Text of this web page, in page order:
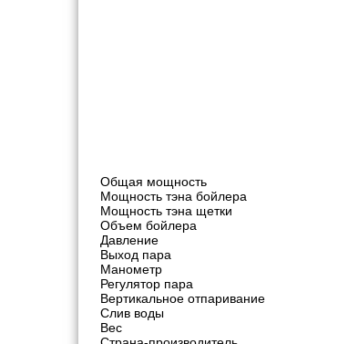
Общая мощность
Мощность тэна бойлера
Мощность тэна щетки
Объем бойлера
Давление
Выход пара
Манометр
Регулятор пара
Вертикальное отпаривание
Слив воды
Вес